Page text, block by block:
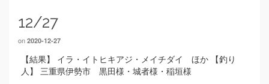
12/27
on 2020-12-27
【結果】 イラ・イトヒキアジ・メイチダイ ほか 【釣り
人】 三重県伊勢市 黒田様・城者様・稲垣様